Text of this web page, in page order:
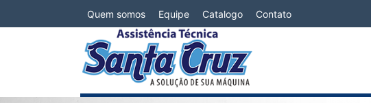
Quem somos Equipe Catalogo Contato